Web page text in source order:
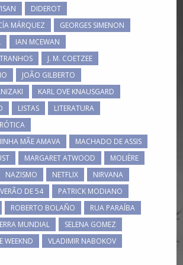
DIDEROT
MÁRQUEZ
GEORGES SIMENON
IAN MCEWAN
J. M. COETZEE
JOÃO GILBERTO
KARL OVE KNAUSGARD
LISTAS
LITERATURA
MÃE AMAVA
MACHADO DE ASSIS
MARGARET ATWOOD
MOLIÈRE
NAZISMO NETFLIX
NIRVANA
DE 54
PATRICK MODIANO
ROBERTO BOLAÑO
RUA PARAÍBA
MUNDIAL
SELENA GOMEZ
WEEKND VLADIMIR NABOKOV